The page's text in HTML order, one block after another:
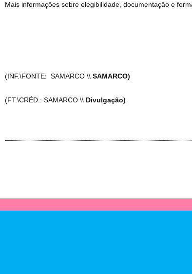
Mais informações sobre elegibilidade, documentação e
(INF.\FONTE: SAMARCO \\ SAMARCO)
(FT.\CRÉD.: SAMARCO \\ Divulgação)